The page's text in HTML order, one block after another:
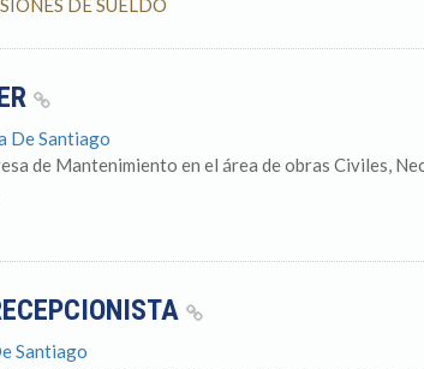
DE SUELDO
De Santiago
de Mantenimiento en el área de obras Civiles,
Santiago